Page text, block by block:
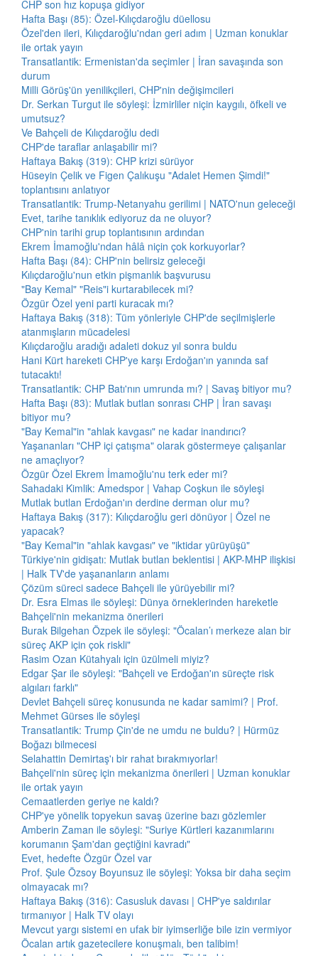
CHP son hız kopuşa gidiyor
Hafta Başı (85): Özel-Kılıçdaroğlu düellosu
Özel'den ileri, Kılıçdaroğlu'ndan geri adım | Uzman konuklar
ile ortak yayın
Transatlantik: Ermenistan'da seçimler | İran savaşında son
durum
Milli Görüş'ün yenilikçileri, CHP'nin değişimcileri
Dr. Serkan Turgut ile söyleşi: İzmirliler niçin kaygılı, öfkeli ve
umutsuz?
Ve Bahçeli de Kılıçdaroğlu dedi
CHP'de taraflar anlaşabilir mi?
Haftaya Bakış (319): CHP krizi sürüyor
Hüseyin Çelik ve Figen Çalıkuşu "Adalet Hemen Şimdi!"
toplantısını anlatıyor
Transatlantik: Trump-Netanyahu gerilimi | NATO'nun geleceği
Evet, tarihe tanıklık ediyoruz da ne oluyor?
CHP'nin tarihi grup toplantısının ardından
Ekrem İmamoğlu'ndan hâlâ niçin çok korkuyorlar?
Hafta Başı (84): CHP'nin belirsiz geleceği
Kılıçdaroğlu'nun etkin pişmanlık başvurusu
"Bay Kemal" "Reis"i kurtarabilecek mi?
Özgür Özel yeni parti kuracak mı?
Haftaya Bakış (318): Tüm yönleriyle CHP'de seçilmişlerle
atanmışların mücadelesi
Kılıçdaroğlu aradığı adaleti dokuz yıl sonra buldu
Hani Kürt hareketi CHP'ye karşı Erdoğan'ın yanında saf
tutacaktı!
Transatlantik: CHP Batı'nın umrunda mı? | Savaş bitiyor mu?
Hafta Başı (83): Mutlak butlan sonrası CHP | İran savaşı
bitiyor mu?
"Bay Kemal"in "ahlak kavgası" ne kadar inandırıcı?
Yaşananları "CHP içi çatışma" olarak göstermeye çalışanlar
ne amaçlıyor?
Özgür Özel Ekrem İmamoğlu'nu terk eder mi?
Sahadaki Kimlik: Amedspor | Vahap Coşkun ile söyleşi
Mutlak butlan Erdoğan'ın derdine derman olur mu?
Haftaya Bakış (317): Kılıçdaroğlu geri dönüyor | Özel ne
yapacak?
"Bay Kemal"in "ahlak kavgası" ve "iktidar yürüyüşü"
Türkiye'nin gidişatı: Mutlak butlan beklentisi | AKP-MHP ilişkisi
| Halk TV'de yaşananların anlamı
Çözüm süreci sadece Bahçeli ile yürüyebilir mi?
Dr. Esra Elmas ile söyleşi: Dünya örneklerinden hareketle
Bahçeli'nin mekanizma önerileri
Burak Bilgehan Özpek ile söyleşi: "Öcalan’ı merkeze alan bir
süreç AKP için çok riskli"
Rasim Ozan Kütahyalı için üzülmeli miyiz?
Edgar Şar ile söyleşi: "Bahçeli ve Erdoğan'ın süreçte risk
algıları farklı"
Devlet Bahçeli süreç konusunda ne kadar samimi? | Prof.
Mehmet Gürses ile söyleşi
Transatlantik: Trump Çin'de ne umdu ne buldu? | Hürmüz
Boğazı bilmecesi
Selahattin Demirtaş'ı bir rahat bırakmıyorlar!
Bahçeli'nin süreç için mekanizma önerileri | Uzman konuklar
ile ortak yayın
Cemaatlerden geriye ne kaldı?
CHP'ye yönelik topyekun savaş üzerine bazı gözlemler
Amberin Zaman ile söyleşi: "Suriye Kürtleri kazanımlarını
korumanın Şam'dan geçtiğini kavradı"
Evet, hedefte Özgür Özel var
Prof. Şule Özsoy Boyunsuz ile söyleşi: Yoksa bir daha seçim
olmayacak mı?
Haftaya Bakış (316): Casusluk davası | CHP'ye saldırılar
tırmanıyor | Halk TV olayı
Mevcut yargı sistemi en ufak bir iyimserliğe bile izin vermiyor
Öcalan artık gazetecilere konuşmalı, ben talibim!